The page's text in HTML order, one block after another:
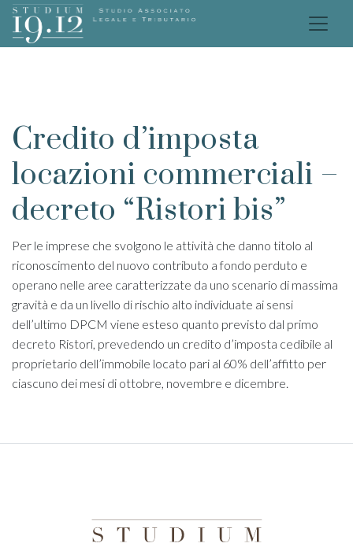
Credito d’imposta
locazioni commerciali –
decreto “Ristori bis”
Per le imprese che svolgono le attività che danno titolo al
riconoscimento del nuovo contributo a fondo perduto e
operano nelle aree caratterizzate da uno scenario di massima
gravità e da un livello di rischio alto individuate ai sensi
dell’ultimo DPCM viene esteso quanto previsto dal primo
decreto Ristori, prevedendo un credito d’imposta cedibile al
proprietario dell’immobile locato pari al 60% dell’affitto per
ciascuno dei mesi di ottobre, novembre e dicembre.